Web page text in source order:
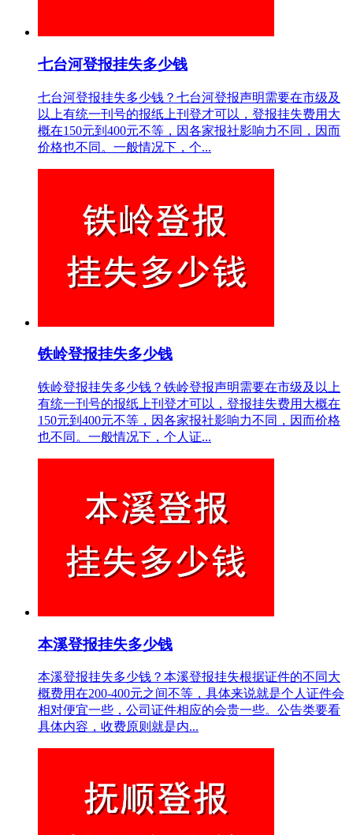
七台河登报挂失多少钱
七台河登报挂失多少钱？七台河登报声明需要在市级及
以上有统一刊号的报纸上刊登才可以，登报挂失费用大
概在150元到400元不等，因各家报社影响力不同，因而
价格也不同。一般情况下，个...
铁岭登报挂失多少钱
铁岭登报挂失多少钱？铁岭登报声明需要在市级及以上
有统一刊号的报纸上刊登才可以，登报挂失费用大概在
150元到400元不等，因各家报社影响力不同，因而价格
也不同。一般情况下，个人证...
本溪登报挂失多少钱
本溪登报挂失多少钱？本溪登报挂失根据证件的不同大
概费用在200-400元之间不等，具体来说就是个人证件会
相对便宜一些，公司证件相应的会贵一些。公告类要看
具体内容，收费原则就是内...